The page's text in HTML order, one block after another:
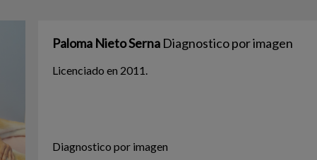
Paloma Nieto Serna Diagnostico por imagen
Licenciado en 2011.
Diagnostico por imagen